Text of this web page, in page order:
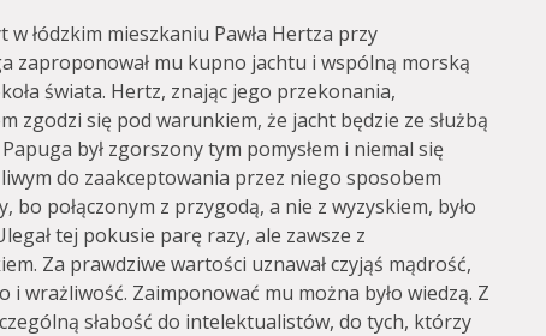
w łódzkim mieszkaniu Pawła Hertza przy
zaproponował mu kupno jachtu i wspólną morską
świata. Hertz, znając jego przekonania,
zgodzi się pod warunkiem, że jacht będzie ze służbą
był zgorszony tym pomysłem i niemal się
do zaakceptowania przez niego sposobem
bo połączonym z przygodą, a nie z wyzyskiem, było
tej pokusie parę razy, ale zawsze z
Za prawdziwe wartości uznawał czyjąś mądrość,
i wrażliwość. Zaimponować mu można było wiedzą. Z
słabość do intelektualistów, do tych, którzy